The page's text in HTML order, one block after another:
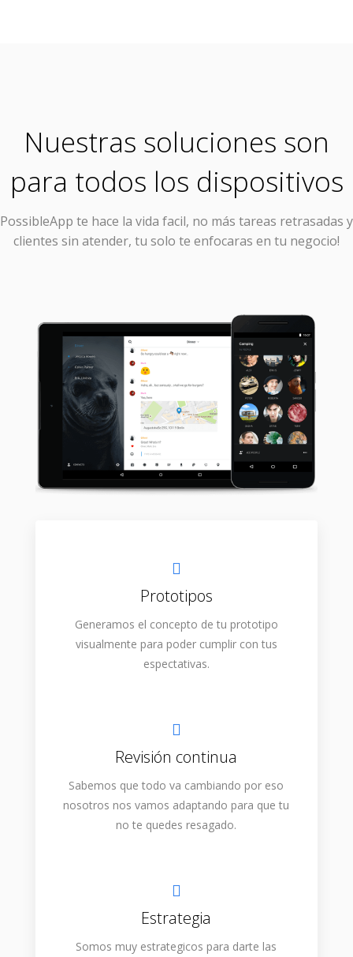
Nuestras soluciones son
para todos los dispositivos
PossibleApp te hace la vida facil, no más tareas retrasadas y
clientes sin atender, tu solo te enfocaras en tu negocio!
Prototipos
Generamos el concepto de tu prototipo
visualmente para poder cumplir con tus
espectativas.
Revisión continua
Sabemos que todo va cambiando por eso
nosotros nos vamos adaptando para que tu
no te quedes resagado.
Estrategia
Somos muy estrategicos para darte las